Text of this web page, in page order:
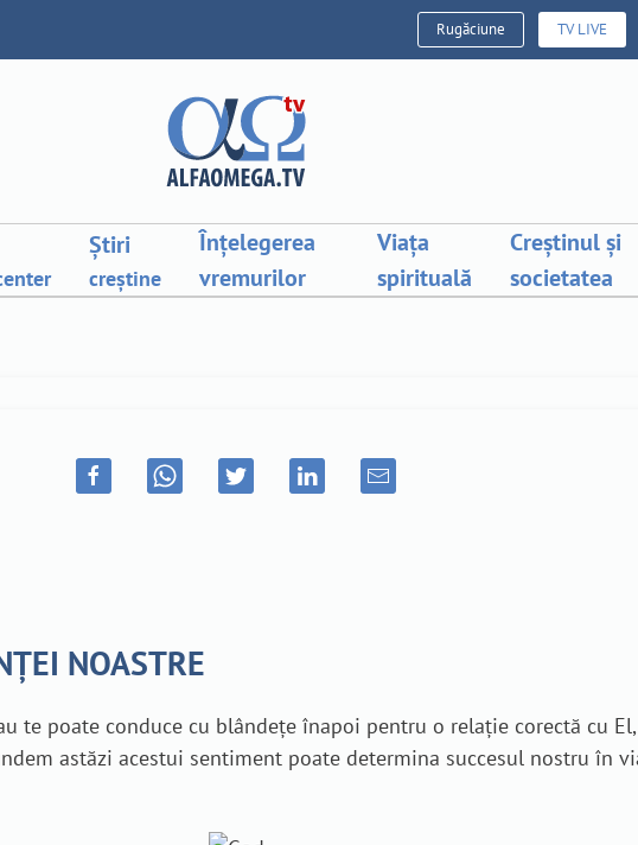
Rugăciune TV LIVE
Știri
creștine
Înțelegerea
vremurilor
Viața
spirituală
Creștinul și
societatea
NOASTRE
te poate conduce cu blândețe înapoi pentru o relație corectă cu
astăzi acestui sentiment poate determina succesul nostru în